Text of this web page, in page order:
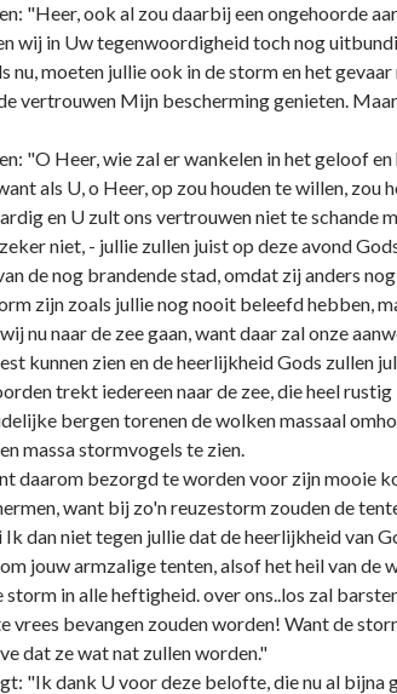
"Heer, ook al zou daarbij een ongehoorde
wij in Uw tegenwoordigheid toch nog
nu, moeten jullie ook in de storm en het
vertrouwen Mijn bescherming genieten.
"O Heer, wie zal er wankelen in het geloof
als U, o Heer, op zou houden te willen,
en U zult ons vertrouwen niet te schande
niet, - jullie zullen juist op deze avond
de nog brandende stad, omdat zij anders
zijn zoals jullie nog nooit beleefd hebben,
nu naar de zee gaan, want daar zal onze
kunnen zien en de heerlijkheid Gods zullen
trekt iedereen naar de zee, die heel
bergen torenen de wolken massaal
massa stormvogels te zien.
daarom bezorgd te worden voor zijn mooie
want bij zo'n reuzestorm zouden de
Ik dan niet tegen jullie dat de heerlijkheid van
jouw armzalige tenten, alsof het heil van de
storm in alle heftigheid. over ons..los zal
vrees bevangen zouden worden! Want de
dat ze wat nat zullen worden."
"Ik dank U voor deze belofte, die nu al